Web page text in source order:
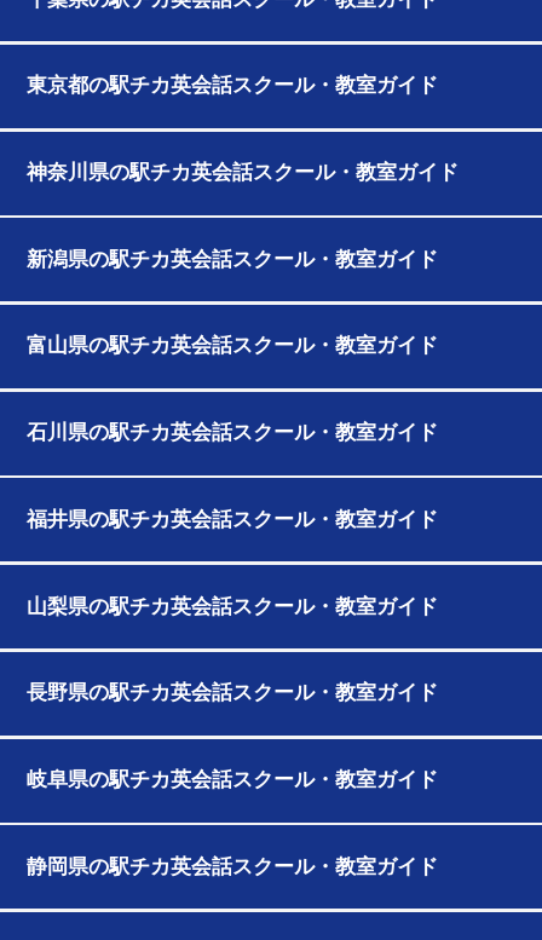
東京都の駅チカ英会話スクール・教室ガイド
神奈川県の駅チカ英会話スクール・教室ガイド
新潟県の駅チカ英会話スクール・教室ガイド
富山県の駅チカ英会話スクール・教室ガイド
石川県の駅チカ英会話スクール・教室ガイド
福井県の駅チカ英会話スクール・教室ガイド
山梨県の駅チカ英会話スクール・教室ガイド
長野県の駅チカ英会話スクール・教室ガイド
岐阜県の駅チカ英会話スクール・教室ガイド
静岡県の駅チカ英会話スクール・教室ガイド